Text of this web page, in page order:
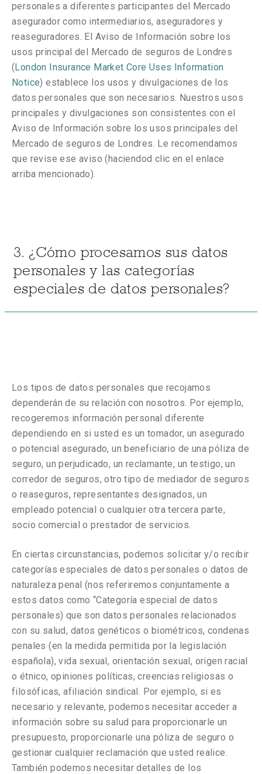
personales a diferentes participantes del Mercado
asegurador como intermediarios, aseguradores y
reaseguradores. El Aviso de Información sobre los
usos principal del Mercado de seguros de Londres
(London Insurance Market Core Uses Information
Notice) establece los usos y divulgaciones de los
datos personales que son necesarios. Nuestros usos
principales y divulgaciones son consistentes con el
Aviso de Información sobre los usos principales del
Mercado de seguros de Londres. Le recomendamos
que revise ese aviso (haciendod clic en el enlace
arriba mencionado).
3. ¿Cómo procesamos sus datos
personales y las categorías
especiales de datos personales?
Los tipos de datos personales que recojamos
dependerán de su relación con nosotros. Por ejemplo,
recogeremos información personal diferente
dependiendo en si usted es un tomador, un asegurado
o potencial asegurado, un beneficiario de una póliza de
seguro, un perjudicado, un reclamante, un testigo, un
corredor de seguros, otro tipo de mediador de seguros
o reaseguros, representantes designados, un
empleado potencial o cualquier otra tercera parte,
socio comercial o prestador de servicios.
En ciertas circunstancias, podemos solicitar y/o recibir
categorías especiales de datos personales o datos de
naturaleza penal (nos referiremos conjuntamente a
estos datos como “Categoría especial de datos
personales) que son datos personales relacionados
con su salud, datos genéticos o biométricos, condenas
penales (en la medida permitida por la legislación
española), vida sexual, orientación sexual, origen racial
o étnico, opiniones políticas, creencias religiosas o
filosóficas, afiliación sindical. Por ejemplo, si es
necesario y relevante, podemos necesitar acceder a
información sobre su salud para proporcionarle un
presupuesto, proporcionarle una póliza de seguro o
gestionar cualquier reclamación que usted realice.
También podemos necesitar detalles de los